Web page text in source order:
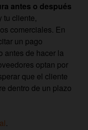
antes o después
tu cliente,
comerciales. En
un pago
antes de hacer la
optan por
que el cliente
dentro de un plazo
.